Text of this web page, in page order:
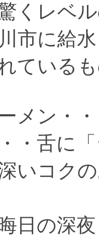
くレベ
市に給
ている
メン・
・舌に
いコク
日の深